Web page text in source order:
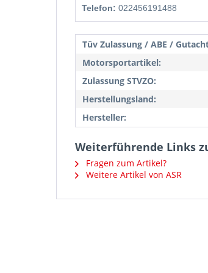
Telefon: 022456191488
Tüv Zulassung / ABE /
Motorsportartikel:
Zulassung STVZO:
Herstellungsland:
Hersteller:
Weiterführende Links zu
Fragen zum Artikel?
Weitere Artikel von ASR